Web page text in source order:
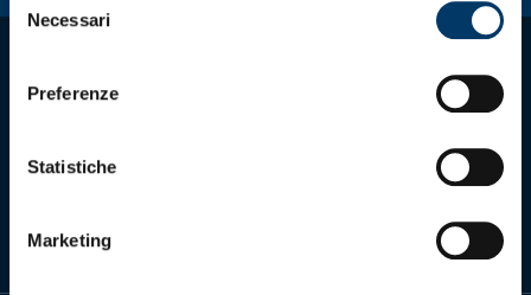
delNecessari
Preferenze
Statistiche
Marketing